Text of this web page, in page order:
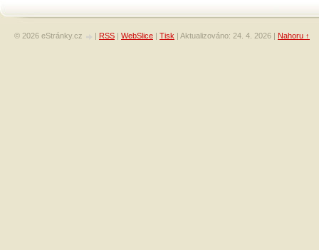
© 2026 eStránky.cz | RSS | WebSlice | Tisk | Aktualizováno: 24. 4. 2026 | Nahoru ↑